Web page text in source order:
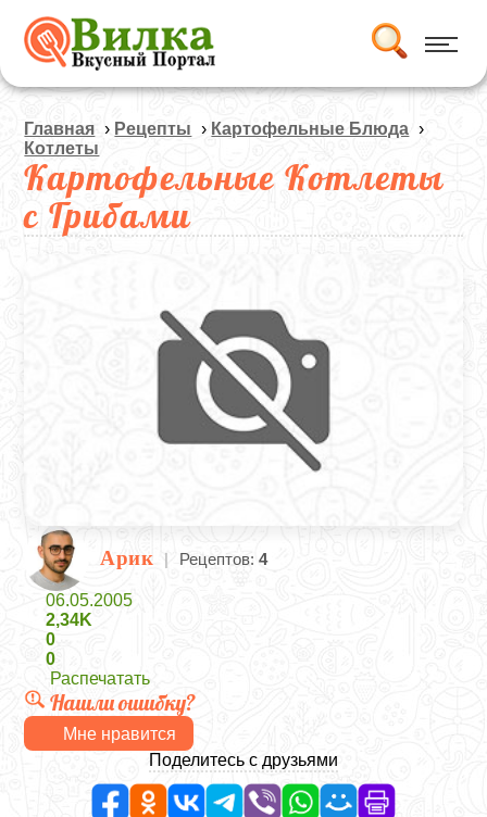
Главная › Рецепты › Картофельные Блюда ›
Котлеты
Картофельные Котлеты
с Грибами
Арик | Рецептов:4
06.05.2005
2,34K
0
0
Распечатать
Нашли ошибку?
Мне нравится
Поделитесь с друзьями